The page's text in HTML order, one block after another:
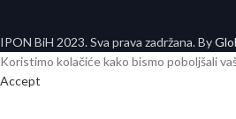
IPON BiH 2023. Sva prava zadržana. By
Koristimo kolačiće kako bismo poboljšali
Accept